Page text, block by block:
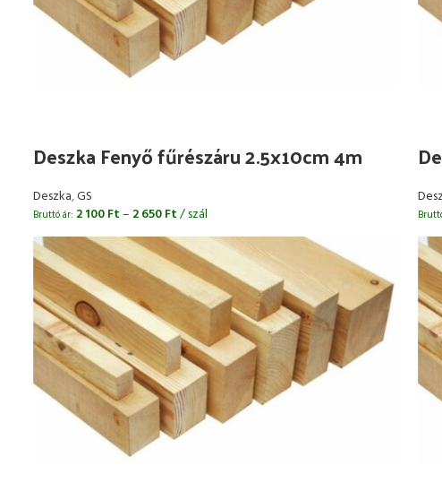
Deszka Fenyő fűrészáru 2.5x10cm 4m
Deszka,GS
Bruttó ár: 2 100Ft– 2 650Ft/ szál